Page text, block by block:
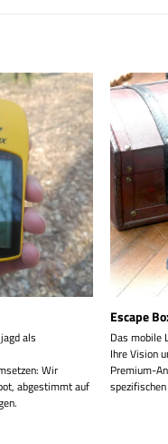
als
Wir
abgestimmt auf
Escape
Das mobile
Ihre Vision
Premium-